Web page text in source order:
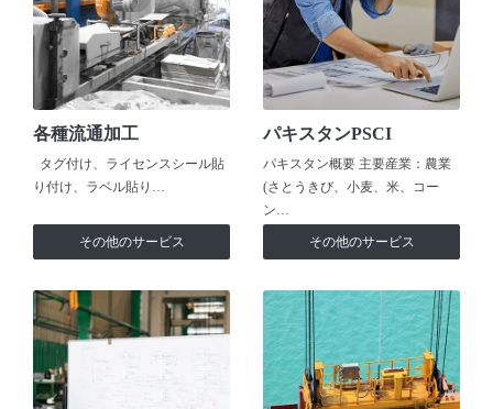
各種流通加工
タグ付け、ライセンスシール貼
り付け、ラベル貼り…
その他のサービス
パキスタンPSCI
パキスタン概要 主要産業：農業
(さとうきび、小麦、米、コー
ン…
その他のサービス